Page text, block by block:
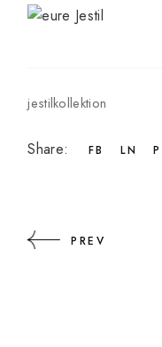
jestilkollektion
Share: FB LN
PREV